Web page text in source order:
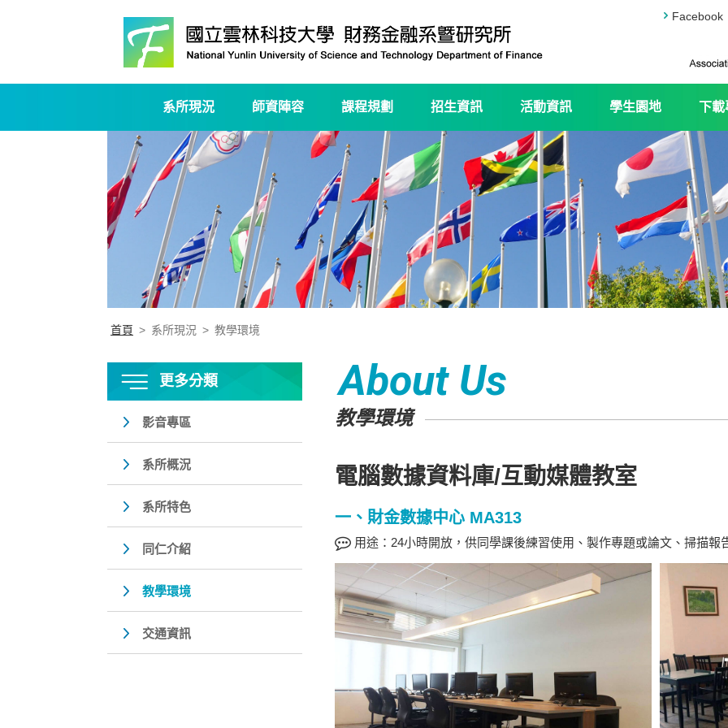
Facebook
系所現況 師資陣容 課程規劃 招生資訊 活動資訊 學生園地 下載
首頁 > 系所現況 > 教學環境
About Us
教學環境
電腦數據資料庫/互動媒體教室
一、財金數據中心 MA313
用途：24小時開放，供同學課後練習使用、製作專題或論文、掃描報
更多分類
影音專區
系所概況
系所特色
同仁介紹
教學環境
交通資訊